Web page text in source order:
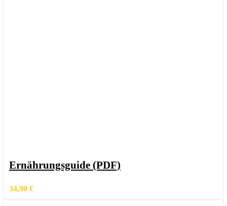
Zur Wunschliste hinzufügen
Ernährungsguide (PDF)
34,90 €